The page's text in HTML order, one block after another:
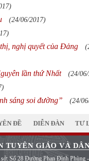
(24/06/2017)
nghị quyết của Đảng
lần thứ Nhất (24/
sáng soi đường” (24/
ĐỀ DIỄN ĐÀN TƯ
TUYÊN GIÁO VÀ
Số 28 Đường Phan Đình Phùng